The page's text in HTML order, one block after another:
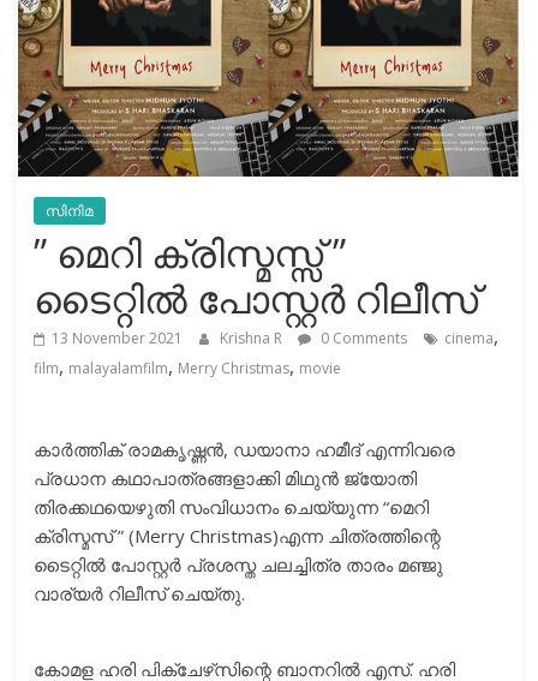
സിനിമ
” മെറി ക്രിസ്മസ്സ് ”
ടൈറ്റിൽ പോസ്റ്റര്‍ റിലീസ്
13 November 2021 Krishna R 0 Comments cinema,
film, malayalamfilm, Merry Christmas, movie
കാര്‍ത്തിക് രാമകൃഷ്ണന്‍, ഡയാനാ ഹമീദ് എന്നിവരെ
പ്രധാന കഥാപാത്രങ്ങളാക്കി മിഥുന്‍ ജ്യോതി
തിരക്കഥയെഴുതി സംവിധാനം ചെയ്യുന്ന “മെറി
ക്രിസ്മസ് ” (Merry Christmas)എന്ന ചിത്രത്തിന്റെ
ടൈറ്റിൽ പോസ്റ്റർ പ്രശസ്ത ചലച്ചിത്ര താരം മഞ്ജു
വാര്യർ റിലീസ് ചെയ്തു.
കോമള ഹരി പിക്‌ചേഴ്‌സിന്റെ ബാനറില്‍ എസ്. ഹരി